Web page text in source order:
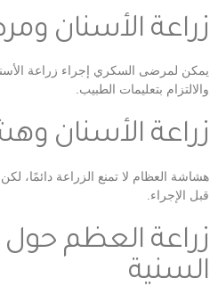
زراعة الأسنان
يمكن لمرضى السكري إجراء زراعة
والالتزام بتعليمات الطبيب.
زراعة الأسنان
هشاشة العظام لا تمنع الزراعة دائمًا،
قبل الإجراء.
زراعة العظم حول
السنية